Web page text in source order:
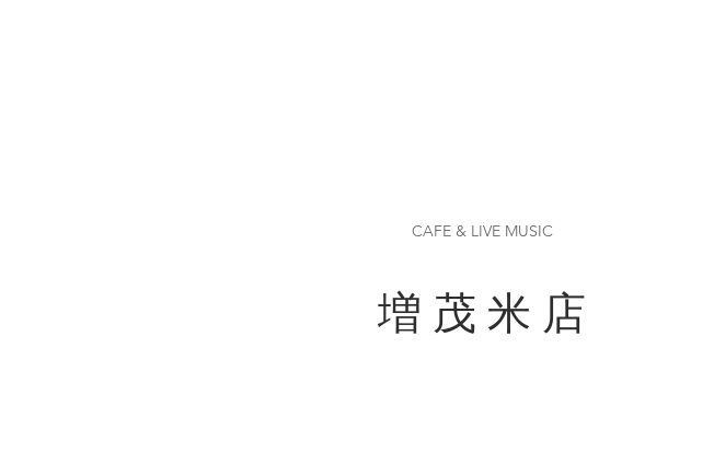
CAFE & LIVE MUSIC
増 茂 米 店